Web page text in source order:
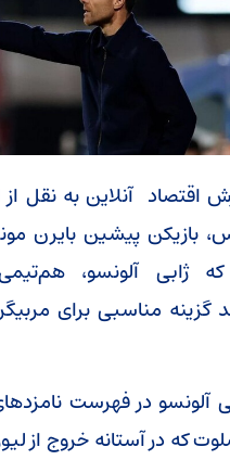
اقتصاد آنلاین به نقل از
بازیکن پیشین بایرن
ژابی آلونسو،
گزینه مناسبی برای
آلونسو در فهرست
که در آستانه خروج از